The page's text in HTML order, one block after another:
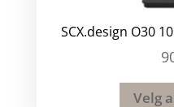
SCX.design O30
Velg